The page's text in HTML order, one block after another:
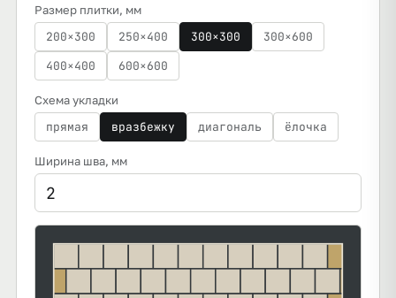
Размер плитки, мм
200×300 250×400 300×300
300×600
400×400
600×600
Схема укладки
прямая вразбежку диагональ ёлочка
Ширина шва, мм